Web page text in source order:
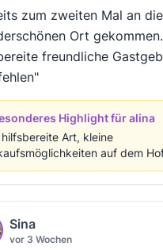
zum zweiten Mal an
Ort
freundliche
Highlight für alina
hilfsbereite Art, kleine
auf dem
Sina
vor 3 Wochen